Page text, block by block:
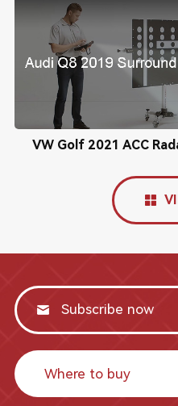
VW Golf 2021 ACC
Where to buy